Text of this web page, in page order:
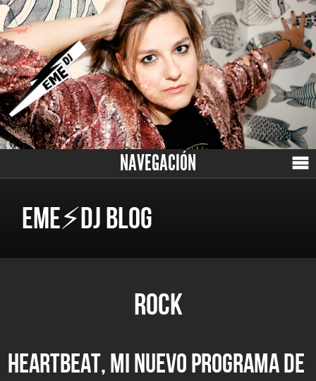
NAVEGACIÓN
EME⚡DJ BLOG
ROCK
HEARTBEAT, MI NUEVO PROGRAMA DE